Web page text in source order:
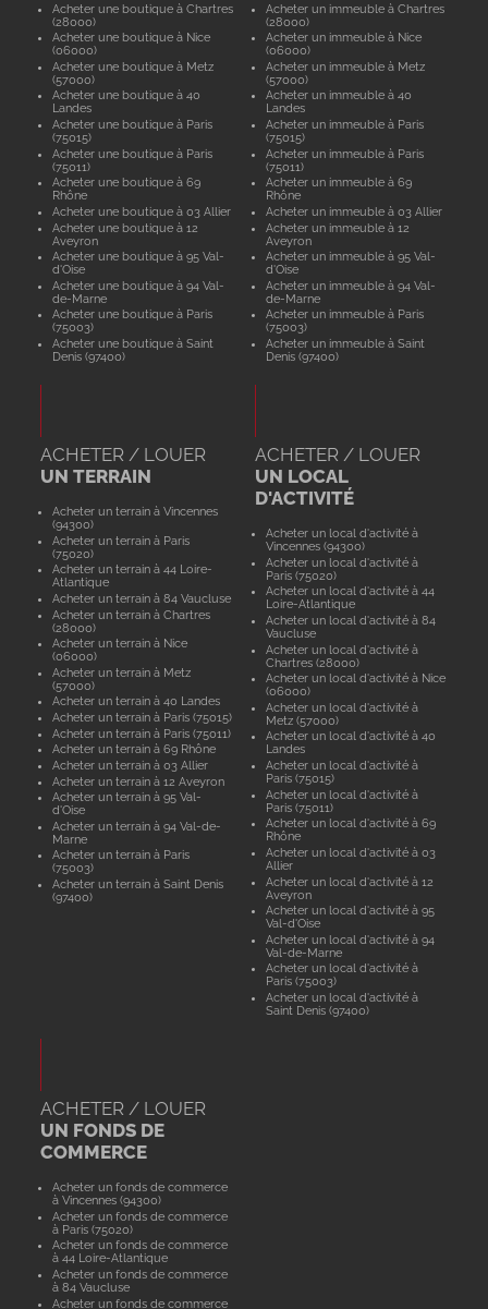
Acheter une boutique à Chartres
(28000)
Acheter une boutique à Nice
(06000)
Acheter une boutique à Metz
(57000)
Acheter une boutique à 40
Landes
Acheter une boutique à Paris
(75015)
Acheter une boutique à Paris
(75011)
Acheter une boutique à 69
Rhône
Acheter une boutique à 03 Allier
Acheter une boutique à 12
Aveyron
Acheter une boutique à 95 Val-
d'Oise
Acheter une boutique à 94 Val-
de-Marne
Acheter une boutique à Paris
(75003)
Acheter une boutique à Saint
Denis (97400)
Acheter un immeuble à Chartres
(28000)
Acheter un immeuble à Nice
(06000)
Acheter un immeuble à Metz
(57000)
Acheter un immeuble à 40
Landes
Acheter un immeuble à Paris
(75015)
Acheter un immeuble à Paris
(75011)
Acheter un immeuble à 69
Rhône
Acheter un immeuble à 03 Allier
Acheter un immeuble à 12
Aveyron
Acheter un immeuble à 95 Val-
d'Oise
Acheter un immeuble à 94 Val-
de-Marne
Acheter un immeuble à Paris
(75003)
Acheter un immeuble à Saint
Denis (97400)
ACHETER / LOUER
UN TERRAIN
Acheter un terrain à Vincennes
(94300)
Acheter un terrain à Paris
(75020)
Acheter un terrain à 44 Loire-
Atlantique
Acheter un terrain à 84 Vaucluse
Acheter un terrain à Chartres
(28000)
Acheter un terrain à Nice
(06000)
Acheter un terrain à Metz
(57000)
Acheter un terrain à 40 Landes
Acheter un terrain à Paris (75015)
Acheter un terrain à Paris (75011)
Acheter un terrain à 69 Rhône
Acheter un terrain à 03 Allier
Acheter un terrain à 12 Aveyron
Acheter un terrain à 95 Val-
d'Oise
Acheter un terrain à 94 Val-de-
Marne
Acheter un terrain à Paris
(75003)
Acheter un terrain à Saint Denis
(97400)
ACHETER / LOUER
UN LOCAL
D'ACTIVITÉ
Acheter un local d'activité à
Vincennes (94300)
Acheter un local d'activité à
Paris (75020)
Acheter un local d'activité à 44
Loire-Atlantique
Acheter un local d'activité à 84
Vaucluse
Acheter un local d'activité à
Chartres (28000)
Acheter un local d'activité à Nice
(06000)
Acheter un local d'activité à
Metz (57000)
Acheter un local d'activité à 40
Landes
Acheter un local d'activité à
Paris (75015)
Acheter un local d'activité à
Paris (75011)
Acheter un local d'activité à 69
Rhône
Acheter un local d'activité à 03
Allier
Acheter un local d'activité à 12
Aveyron
Acheter un local d'activité à 95
Val-d'Oise
Acheter un local d'activité à 94
Val-de-Marne
Acheter un local d'activité à
Paris (75003)
Acheter un local d'activité à
Saint Denis (97400)
ACHETER / LOUER
UN FONDS DE
COMMERCE
Acheter un fonds de commerce
à Vincennes (94300)
Acheter un fonds de commerce
à Paris (75020)
Acheter un fonds de commerce
à 44 Loire-Atlantique
Acheter un fonds de commerce
à 84 Vaucluse
Acheter un fonds de commerce